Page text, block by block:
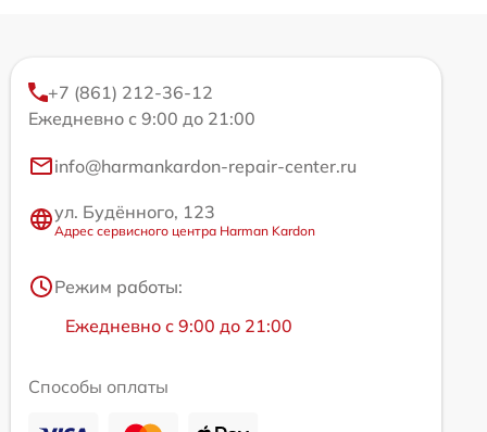
+7 (861) 212-36-12
Ежедневно с 9:00 до 21:00
info@harmankardon-repair-center.ru
ул. Будённого, 123
Адрес сервисного центра Harman Kardon
Режим работы:
Ежедневно с 9:00 до 21:00
Способы оплаты